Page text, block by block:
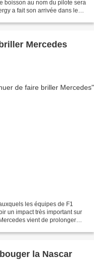
boisson au nom du pilote sera
a fait son arrivée dans les
Mercedes
les équipes de F1
un impact très important sur
vient de prolonger
la Nascar